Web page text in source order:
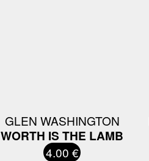
GLEN WASHINGTON
WORTH IS THE LAMB
4.00 €